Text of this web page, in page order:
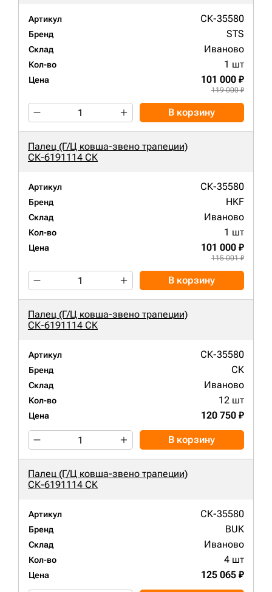
Артикул СК-35580
Бренд STS
Склад Иваново
Кол-во 1 шт
Цена 101 000 ₽
119 000 ₽
В корзину
Палец (Г/Ц ковша-звено трапеции)
СК-6191114 СК
Артикул СК-35580
Бренд HKF
Склад Иваново
Кол-во 1 шт
Цена 101 000 ₽
115 001 ₽
В корзину
Палец (Г/Ц ковша-звено трапеции)
СК-6191114 СК
Артикул СК-35580
Бренд СК
Склад Иваново
Кол-во 12 шт
Цена 120 750 ₽
В корзину
Палец (Г/Ц ковша-звено трапеции)
СК-6191114 СК
Артикул СК-35580
Бренд BUK
Склад Иваново
Кол-во 4 шт
Цена 125 065 ₽